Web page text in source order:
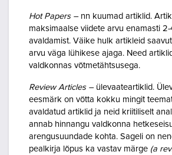
Hot Papers – nn kuumad artiklid.
maksimaalse viidete arvu enamasti
avaldamist. Väike hulk artikleid
arvu väga lühikese ajaga. Need
valdkonnas võtmetähtsusega.
Review Articles – ülevaateartiklid.
eesmärk on võtta kokku mingit
avaldatud artiklid ja neid kriitiliselt
annab hinnangu valdkonna
arengusuundade kohta. Sageli on
pealkirja lõpus ka vastav märge (a